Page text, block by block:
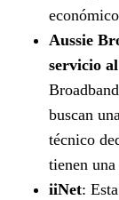
Aussie
servicio
buscan una
técnico
tienen
iiNet: